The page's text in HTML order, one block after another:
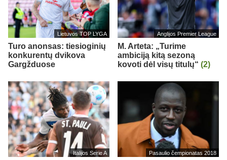
Lietuvos TOP LYGA
Turo anonsas: tiesioginių
konkurentų dvikova
Gargžduose
Anglijos Premier League
M. Arteta: „Turime
ambiciją kitą sezoną
kovoti dėl visų titulų“ (2)
Italijos Serie A Pasaulio čempionatas 2018